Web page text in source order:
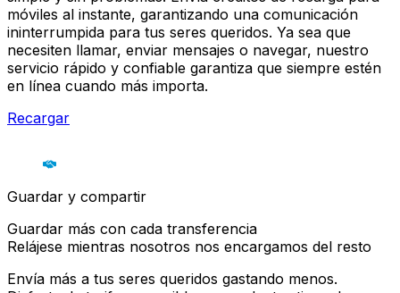
móviles al instante, garantizando una comunicación
ininterrumpida para tus seres queridos. Ya sea que
necesiten llamar, enviar mensajes o navegar, nuestro
servicio rápido y confiable garantiza que siempre estén
en línea cuando más importa.
Recargar
Guardar y compartir
Guardar más con cada transferencia
Relájese mientras nosotros nos encargamos del resto
Envía más a tus seres queridos gastando menos.